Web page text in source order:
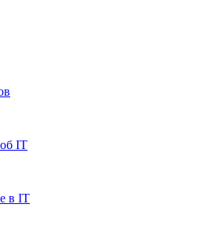
IT
в IT